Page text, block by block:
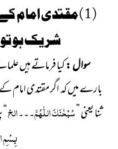
( 1 ) مقتدی امام
شریک ہو تو
سوال :کیا فرماتے ہیں
بارے میں کہ اگر مقتدی امام
ثنا یعنی ”سُبْحٰنَکَ اللّٰھُمَّ۔۔۔الخ“
بِسْمِ